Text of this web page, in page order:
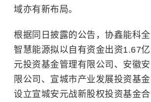
域亦有新布局。
根据同日披露的公告，协鑫能科
智慧能源拟以自有资金出资1.67
元投资基金管理有限公司、安徽
限公司、宣城市产业发展投资基
设立宣城安元战新股权投资基金